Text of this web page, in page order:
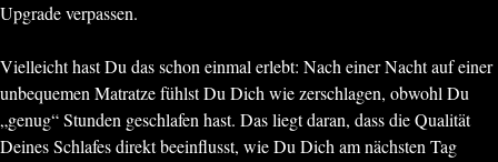
Upgrade verpassen.
Vielleicht hast Du das schon einmal erlebt: Nach einer Nacht auf einer
unbequemen Matratze fühlst Du Dich wie zerschlagen, obwohl Du
„genug“ Stunden geschlafen hast. Das liegt daran, dass die Qualität
Deines Schlafes direkt beeinflusst, wie Du Dich am nächsten Tag